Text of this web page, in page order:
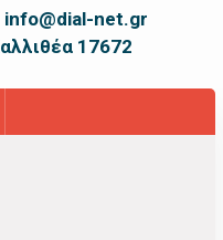
info@dial-net.gr
17672